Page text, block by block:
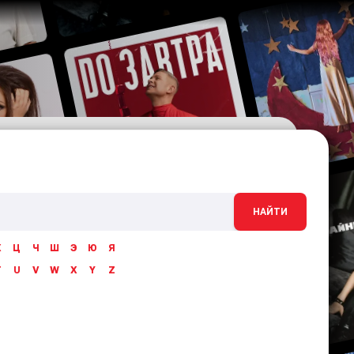
НАЙТИ
Ц Ч Ш Э Ю
Я
U V W X Y Z